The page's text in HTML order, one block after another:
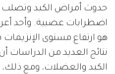
حدوث أمراض الكبد وتصلب
اضطرابات عصبية. وأحد
هو ارتفاع مستوى
نتائج العديد من الدراسات
الكبد والعضلات، ومع